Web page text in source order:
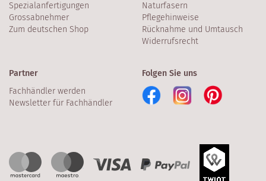
Spezialanfertigungen
Grossabnehmer
Zum deutschen Shop
Naturfasern
Pflegehinweise
Rücknahme und Umtausch
Widerrufsrecht
Partner
Fachhändler werden
Newsletter für Fachhändler
Folgen Sie uns